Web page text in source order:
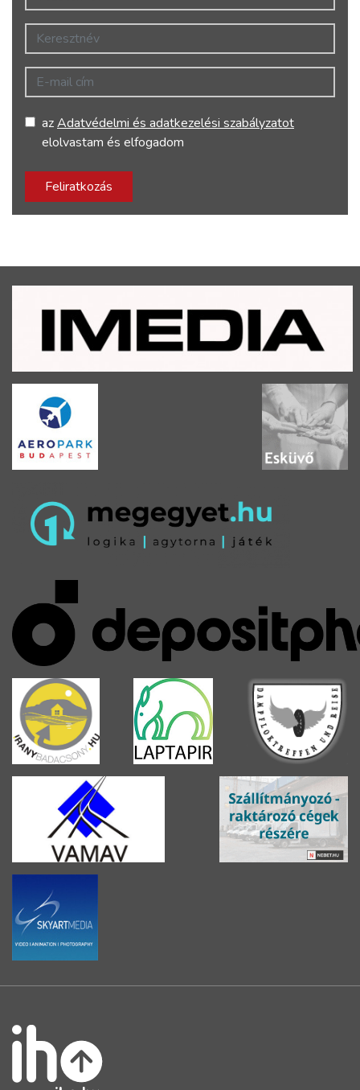
Keresztnév
E-mail cím
azAdatvédelmi és adatkezelési szabályzatot
elolvastam és elfogadom
Feliratkozás